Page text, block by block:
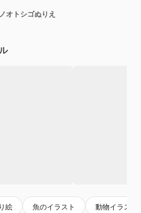
オトシゴぬりえ
絵 魚のイラスト 動物イラスト